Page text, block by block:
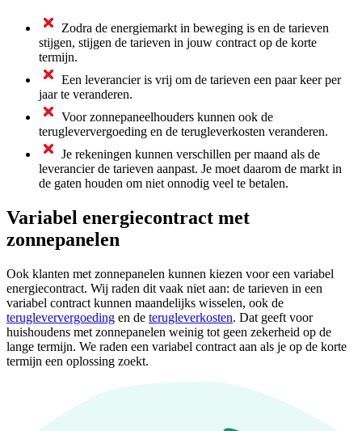
Zodra de energiemarkt in beweging is en de tarieven
stijgen, stijgen de tarieven in jouw contract op de korte
termijn.
Een leverancier is vrij om de tarieven een paar keer per
jaar te veranderen.
Voor zonnepaneelhouders kunnen ook de
terugleververgoeding en de terugleverkosten veranderen.
Je rekeningen kunnen verschillen per maand als de
leverancier de tarieven aanpast. Je moet daarom de markt in
de gaten houden om niet onnodig veel te betalen.
Variabel energiecontract met
zonnepanelen
Ook klanten met zonnepanelen kunnen kiezen voor een variabel
energiecontract. Wij raden dit vaak niet aan: de tarieven in een
variabel contract kunnen maandelijks wisselen, ook de
terugleververgoeding en de terugleverkosten. Dat geeft voor
huishoudens met zonnepanelen weinig tot geen zekerheid op de
lange termijn. We raden een variabel contract aan als je op de korte
termijn een oplossing zoekt.